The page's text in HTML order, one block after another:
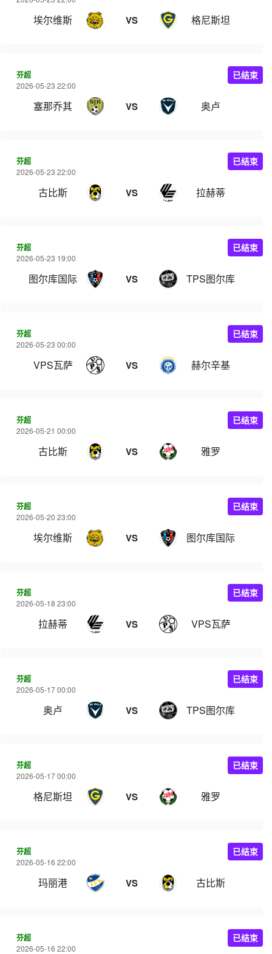
埃尔维斯 VS 格尼斯坦
芬超
2026-05-23 22:00
塞那乔其 VS 奥卢
已结束
芬超
2026-05-23 22:00
古比斯 VS 拉赫蒂
已结束
芬超
2026-05-23 19:00
图尔库国际 VS TPS图尔库
已结束
芬超
2026-05-23 00:00
VPS瓦萨 VS 赫尔辛基
已结束
芬超
2026-05-21 00:00
古比斯 VS 雅罗
已结束
芬超
2026-05-20 23:00
埃尔维斯 VS 图尔库国际
已结束
芬超
2026-05-18 23:00
拉赫蒂 VS VPS瓦萨
已结束
芬超
2026-05-17 00:00
奥卢 VS TPS图尔库
已结束
芬超
2026-05-17 00:00
格尼斯坦 VS 雅罗
已结束
芬超
2026-05-16 22:00
玛丽港 VS 古比斯
已结束
芬超
2026-05-16 22:00
已结束